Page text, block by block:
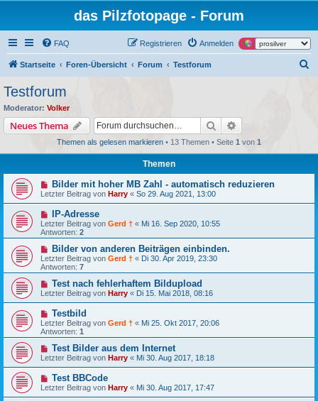
das Pilzfotopage - Forum
FAQ Anmelden
Registrieren
Startseite Foren-Übersicht Forum Testforum
Testforum
Moderator: Volker
Neues Thema Suche
Themen als gelesen markieren • 13 Themen • Seite 1 von 1
Themen
Bilder mit hoher MB Zahl - automatisch reduzieren
Letzter Beitrag von Harry « So 29. Aug 2021, 13:00
IP-Adresse
Letzter Beitrag von Gerd † « Mi 16. Sep 2020, 10:55
Antworten: 2
Bilder von anderen Beiträgen einbinden.
Letzter Beitrag von Gerd † « Di 30. Apr 2019, 23:30
Antworten: 7
Test nach fehlerhaftem Bildupload
Letzter Beitrag von Harry « Di 15. Mai 2018, 08:16
Testbild
Letzter Beitrag von Gerd † « Mi 25. Okt 2017, 20:06
Antworten: 1
Test Bilder aus dem Internet
Letzter Beitrag von Harry « Mi 30. Aug 2017, 18:18
Test BBCode
Letzter Beitrag von Harry « Mi 30. Aug 2017, 17:47